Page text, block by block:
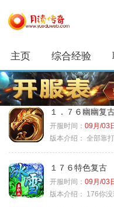
主页 综合经验
１．７６幽幽复
开服时间： 09月/03
版本介绍： 全部靠打.
１７６特色复古
开服时间： 09月/03
版本介绍：
176你